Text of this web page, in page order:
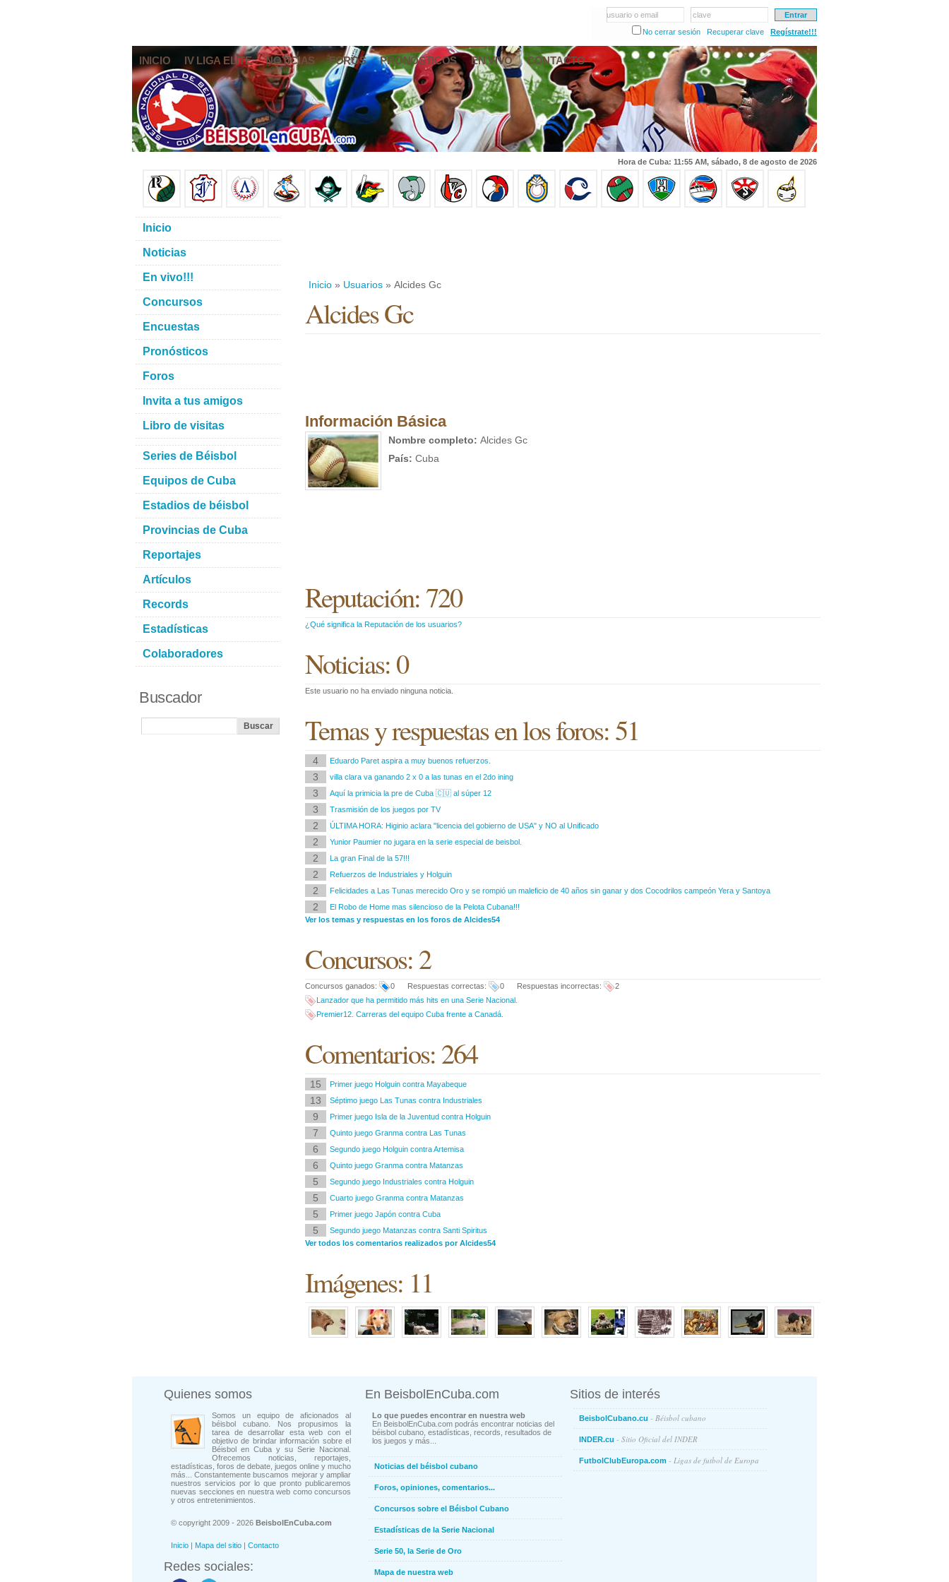
usuario o email
clave
No cerrar sesión
Recuperar clave Regístrate!!!
INICIO IV LIGA ELITE NOTICIAS FOROS PRONÓSTICOS EN VIVO CONTACTO
Hora de Cuba: 11:55 AM, sábado, 8 de agosto de 2026
Inicio » Usuarios » Alcides Gc
Alcides Gc
Información Básica
Nombre completo: Alcides Gc
País: Cuba
Reputación: 720
¿Qué significa la Reputación de los usuarios?
Noticias: 0
Este usuario no ha enviado ninguna noticia.
Temas y respuestas en los foros: 51
4 Eduardo Paret aspira a muy buenos refuerzos.
3 villa clara va ganando 2 x 0 a las tunas en el 2do ining
3 Aquí la primicia la pre de Cuba 🇨🇺 al súper 12
3 Trasmisión de los juegos por TV
2 ÚLTIMA HORA: Higinio aclara "licencia del gobierno de USA" y NO al Unificado
2 Yunior Paumier no jugara en la serie especial de beisbol.
2 La gran Final de la 57!!!
2 Refuerzos de Industriales y Holguin
2 Felicidades a Las Tunas merecido Oro y se rompió un maleficio de 40 años sin ganar y dos Cocodrilos campeón Yera y Santoya
2
El Robo de Home mas silencioso de la Pelota Cubana!!!
Ver los temas y respuestas en los foros de Alcides54
Concursos: 2
Concursos ganados: 0 Respuestas correctas: 0 Respuestas incorrectas:
2
Lanzador que ha permitido más hits en una Serie Nacional.
Premier12. Carreras del equipo Cuba frente a Canadá.
Comentarios: 264
15 Primer juego Holguin contra Mayabeque
13 Séptimo juego Las Tunas contra Industriales
9 Primer juego Isla de la Juventud contra Holguin
7 Quinto juego Granma contra Las Tunas
6 Segundo juego Holguin contra Artemisa
6 Quinto juego Granma contra Matanzas
5 Segundo juego Industriales contra Holguin
5 Cuarto juego Granma contra Matanzas
5 Primer juego Japón contra Cuba
5
Segundo juego Matanzas contra Santi Spiritus
Ver todos los comentarios realizados por Alcides54
Imágenes: 11
Inicio
Noticias
En vivo!!!
Concursos
Encuestas
Pronósticos
Foros
Invita a tus amigos
Libro de visitas
Series de Béisbol
Equipos de Cuba
Estadios de béisbol
Provincias de Cuba
Reportajes
Artículos
Records
Estadísticas
Colaboradores
Buscador
Quienes somos
Somos un equipo de aficionados al
béisbol cubano. Nos propusimos la
tarea de desarrollar esta web con el
objetivo de brindar información sobre el
Béisbol en Cuba y su Serie Nacional.
Ofrecemos noticias, reportajes,
estadísticas, foros de debate, juegos online y mucho
más... Constantemente buscamos mejorar y ampliar
nuestros servicios por lo que pronto publicaremos
nuevas secciones en nuestra web como concursos
y otros entretenimientos.
© copyright 2009 - 2026 BeisbolEnCuba.com
Inicio Mapa del sitio Contacto
Redes sociales:
En BeisbolEnCuba.com
Lo que puedes encontrar en nuestra web
En BeisbolEnCuba.com podrás encontrar noticias del
béisbol cubano, estadísticas, records, resultados de
los juegos y más...
Noticias del béisbol cubano
Foros, opiniones, comentarios...
Concursos sobre el Béisbol Cubano
Estadísticas de la Serie Nacional
Serie 50, la Serie de Oro
Mapa de nuestra web
Sitios de interés
BeisbolCubano.cu - Béisbol cubano
INDER.cu - Sitio Oficial del INDER
FutbolClubEuropa.com - Ligas de futbol de Europa